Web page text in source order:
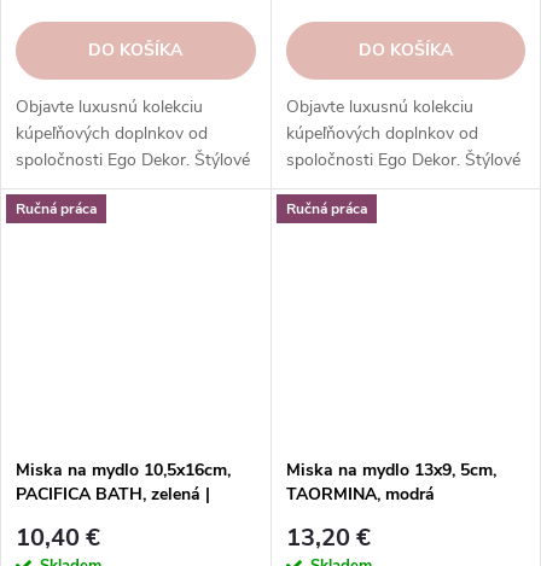
DO KOŠÍKA
Objavte luxusnú kolekciu
kúpeľňových doplnkov od
spoločnosti Ego Dekor. Štýlové
umývadlá, dávkovače mydla,
dávkovače mydla a ďalšie
DO KOŠÍKA
Objavte luxusnú kolekciu
kúpeľňových doplnkov od
spoločnosti Ego Dekor. Štýlové
umývadlá, dávkovače mydla,
dávkovače mydla a ďalšie
Ručná práca
Miska na mydlo 10,5x16cm,
PACIFICA BATH, zelená |
10,40 €
Ručná práca
Miska na mydlo 13x9, 5cm,
TAORMINA, modrá
13,20 €